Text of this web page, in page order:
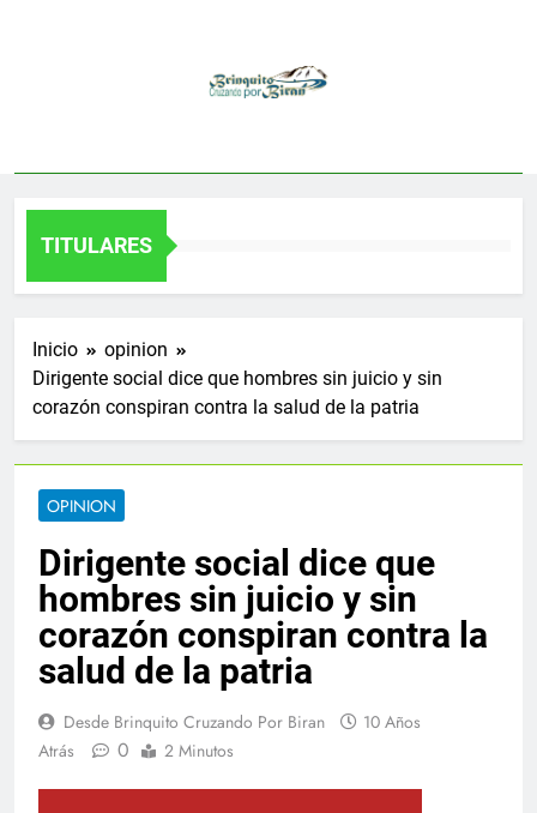
TITULARES
Inicio
opinion
Dirigente social dice que hombres sin juicio y sin
corazón conspiran contra la salud de la patria
OPINION
Dirigente social dice que
hombres sin juicio y sin
corazón conspiran contra la
salud de la patria
Desde Brinquito Cruzando Por Biran
10 Años
Atrás
0 2 Minutos